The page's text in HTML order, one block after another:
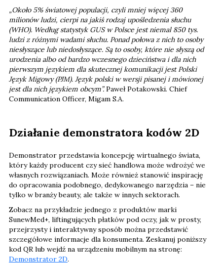
„Około 5% światowej populacji, czyli mniej więcej 360
milionów ludzi, cierpi na jakiś rodzaj upośledzenia słuchu
(WHO). Według statystyk GUS w Polsce jest niemal 850 tys.
ludzi z różnymi wadami słuchu. Ponad połowa z nich to osoby
niesłyszące lub niedosłyszące. Są to osoby, które nie słyszą od
urodzenia albo od bardzo wczesnego dzieciństwa i dla nich
pierwszym językiem dla skutecznej komunikacji jest Polski
Język Migowy (PJM). Język polski w wersji pisanej i mówionej
jest dla nich językiem obcym”.Paweł Potakowski. Chief
Communication Officer, Migam S.A.
Działanie demonstratora kodów 2D
Demonstrator przedstawia koncepcję wirtualnego świata,
który każdy producent czy sieć handlowa może wdrożyć we
własnych rozwiązaniach. Może również stanowić inspirację
do opracowania podobnego, dedykowanego narzędzia – nie
tylko w branży beauty, ale także w innych sektorach.
Zobacz na przykładzie jednego z produktów marki
SunewMed+, liftingujących płatków pod oczy, jak w prosty,
przejrzysty i interaktywny sposób można przedstawić
szczegółowe informacje dla konsumenta. Zeskanuj poniższy
kod QR lub wejdź na urządzeniu mobilnym na stronę:
Demonstrator 2D.